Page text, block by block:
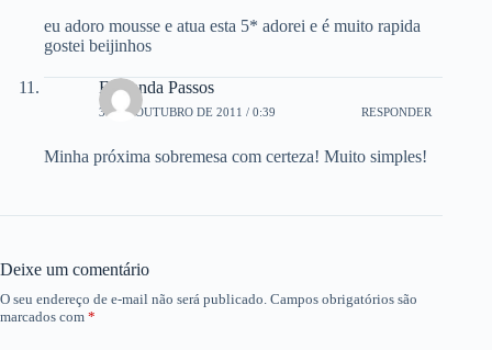
eu adoro mousse e atua esta 5* adorei e é muito rapida
gostei beijinhos
Fernanda Passos
30 DE OUTUBRO DE 2011 / 0:39 RESPONDER
Minha próxima sobremesa com certeza! Muito simples!
Deixe um comentário
O seu endereço de e-mail não será publicado. Campos obrigatórios são
marcados com *